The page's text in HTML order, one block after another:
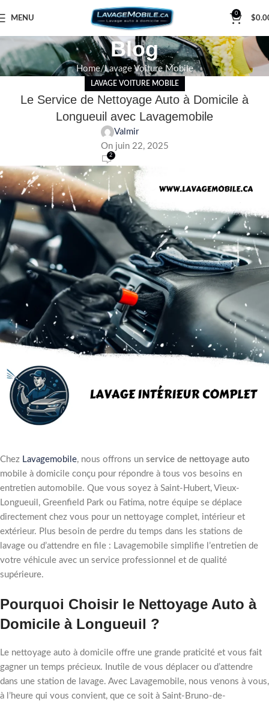
MENU
0
$
Blog
Home Lavage Voiture Mobile
LAVAGE VOITURE MOBILE
Le Service de Nettoyage Auto à Domicile à
Longueuil avec Lavagemobile
Valmir
On juin 22, 2025
2
Chez Lavagemobile, nous offrons un service de nettoyage auto
mobile à domicile conçu pour répondre à tous vos besoins en
entretien automobile. Que vous soyez à Saint-Hubert, Vieux-
Longueuil, Greenfield Park ou Fatima, notre équipe se déplace
directement chez vous pour un nettoyage complet, intérieur et
extérieur. Plus besoin de perdre du temps dans les stations de
lavage ou d’attendre en file : Lavagemobile simplifie l’entretien de
votre véhicule avec un service professionnel et de qualité
supérieure.
Pourquoi Choisir le Nettoyage Auto à
Domicile à Longueuil ?
Le nettoyage auto à domicile offre une grande praticité et vous fait
gagner un temps précieux. Inutile de vous déplacer ou d’attendre
dans une station de lavage. Avec Lavagemobile, nous venons à vous,
à l’heure qui vous convient, que ce soit à Saint-Bruno-de-